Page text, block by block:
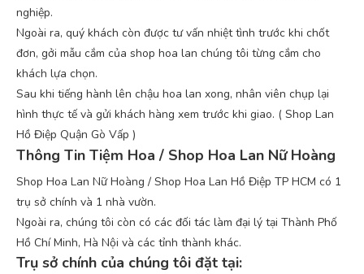
nghiệp.
Ngoài ra, quý khách còn được tư vấn nhiệt tình trước khi chốt
đơn, gởi mẫu cắm của shop hoa lan chúng tôi từng cắm cho
khách lựa chọn.
Sau khi tiếng hành lên chậu hoa lan xong, nhân viên chụp lại
hình thực tế và gửi khách hàng xem trước khi giao. ( Shop Lan
Hồ Điệp Quận Gò Vấp )
Thông Tin Tiệm Hoa / Shop Hoa Lan Nữ Hoàng
Shop Hoa Lan Nữ Hoàng / Shop Hoa Lan Hồ Điệp TP HCM có 1
trụ sở chính và 1 nhà vườn.
Ngoài ra, chúng tôi còn có các đối tác làm đại lý tại Thành Phố
Hồ Chí Minh, Hà Nội và các tỉnh thành khác.
Trụ sở chính của chúng tôi đặt tại: